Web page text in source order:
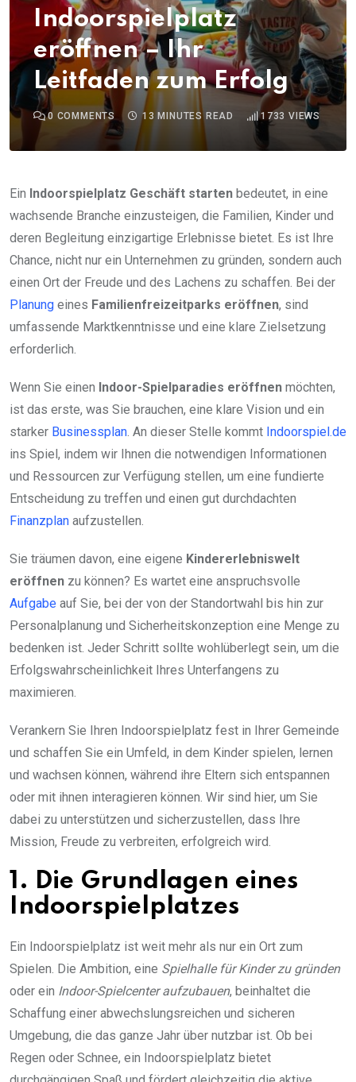
Indoorspielplatz
eröffnen – Ihr
Leitfaden zum Erfolg
0 COMMENTS 13 MINUTES READ 1733 VIEWS
Ein Indoorspielplatz Geschäft starten bedeutet, in eine
wachsende Branche einzusteigen, die Familien, Kinder und
deren Begleitung einzigartige Erlebnisse bietet. Es ist Ihre
Chance, nicht nur ein Unternehmen zu gründen, sondern auch
einen Ort der Freude und des Lachens zu schaffen. Bei der
Planung eines Familienfreizeitparks eröffnen, sind
umfassende Marktkenntnisse und eine klare Zielsetzung
erforderlich.
Wenn Sie einen Indoor-Spielparadies eröffnen möchten,
ist das erste, was Sie brauchen, eine klare Vision und ein
starker Businessplan. An dieser Stelle kommt Indoorspiel.de
ins Spiel, indem wir Ihnen die notwendigen Informationen
und Ressourcen zur Verfügung stellen, um eine fundierte
Entscheidung zu treffen und einen gut durchdachten
Finanzplan aufzustellen.
Sie träumen davon, eine eigene Kindererlebniswelt
eröffnen zu können? Es wartet eine anspruchsvolle
Aufgabe auf Sie, bei der von der Standortwahl bis hin zur
Personalplanung und Sicherheitskonzeption eine Menge zu
bedenken ist. Jeder Schritt sollte wohlüberlegt sein, um die
Erfolgswahrscheinlichkeit Ihres Unterfangens zu
maximieren.
Verankern Sie Ihren Indoorspielplatz fest in Ihrer Gemeinde
und schaffen Sie ein Umfeld, in dem Kinder spielen, lernen
und wachsen können, während ihre Eltern sich entspannen
oder mit ihnen interagieren können. Wir sind hier, um Sie
dabei zu unterstützen und sicherzustellen, dass Ihre
Mission, Freude zu verbreiten, erfolgreich wird.
1. Die Grundlagen eines
Indoorspielplatzes
Ein Indoorspielplatz ist weit mehr als nur ein Ort zum
Spielen. Die Ambition, eine Spielhalle für Kinder zu gründen
oder ein Indoor-Spielcenter aufzubauen, beinhaltet die
Schaffung einer abwechslungsreichen und sicheren
Umgebung, die das ganze Jahr über nutzbar ist. Ob bei
Regen oder Schnee, ein Indoorspielplatz bietet